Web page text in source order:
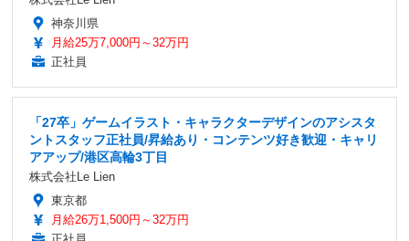
神奈川県
月給25万7,000円～32万円
正社員
「27卒」ゲームイラスト・キャラクターデザインのアシスタ
ントスタッフ正社員/昇給あり・コンテンツ好き歓迎・キャリ
アアップ/港区高輪3丁目
株式会社Le Lien
東京都
月給26万1,500円～32万円